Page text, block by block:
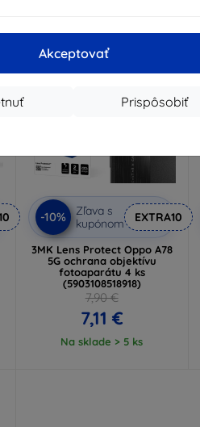
Akceptovať
Prispôsobiť
-10%
-10%
Zľava s
kupónom
EXTRA10
3MK Lens Protect Oppo A78
5G ochrana objektívu
fotoaparátu 4 ks
(5903108518918)
7,90 €
7,11 €
Na sklade > 5 ks